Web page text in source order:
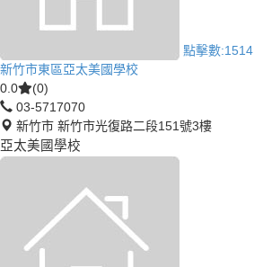
點擊數:1514
新竹市東區亞太美國學校
0.0
(0)
03-5717070
新竹市 新竹市光復路二段151號3樓
亞太美國學校